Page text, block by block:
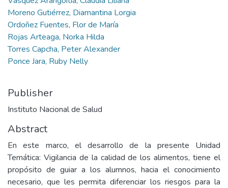
Moreno Gutiérrez, Diamantina Lorgia
Ordoñez Fuentes, Flor de María
Rojas Arteaga, Norka Hilda
Torres Capcha, Peter Alexander
Ponce Jara, Ruby Nelly
Publisher
Instituto Nacional de Salud
Abstract
En este marco, el desarrollo de la presente Unidad
Temática: Vigilancia de la calidad de los alimentos, tiene el
propósito de guiar a los alumnos, hacia el conocimiento
necesario, que les permita diferenciar los riesgos para la